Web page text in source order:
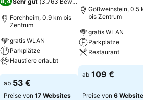
Forchheim, 0.9 km bis
Zentrum
gratis WLAN
Parkplätze
Haustiere erlaubt
Preise sehen
ab 53 €
Preise von 17 Websites
Gößweinstein, 0.5
bis Zentrum
gratis WLAN
Parkplätze
Restaurant
Preise sehen
ab 109 €
Preise von 6